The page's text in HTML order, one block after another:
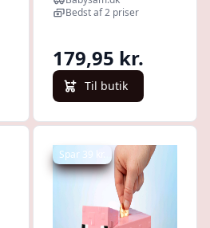
Bedst af 2 priser
179,95 kr.
Til butik
Spar 39 kr.